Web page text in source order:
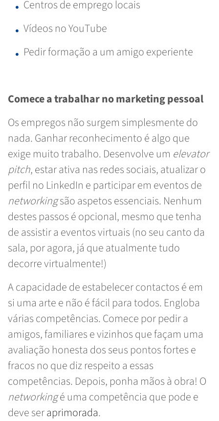
Centros de emprego locais
Vídeos no YouTube
Pedir formação a um amigo experiente
Comece a trabalhar no marketing pessoal
Os empregos não surgem simplesmente do
nada. Ganhar reconhecimento é algo que
exige muito trabalho. Desenvolve um elevator
pitch, estar ativa nas redes sociais, atualizar o
perfil no LinkedIn e participar em eventos de
networkingsão aspetos essenciais. Nenhum
destes passos é opcional, mesmo que tenha
de assistir a eventos virtuais (no seu canto da
sala, por agora, já que atualmente tudo
decorre virtualmente!)
A capacidade de estabelecer contactos é em
si uma arte e não é fácil para todos. Engloba
várias competências. Comece por pedir a
amigos, familiares e vizinhos que façam uma
avaliação honesta dos seus pontos fortes e
fracos no que diz respeito a essas
competências. Depois, ponha mãos à obra! O
networkingé uma competência que pode e
deve seraprimorada.